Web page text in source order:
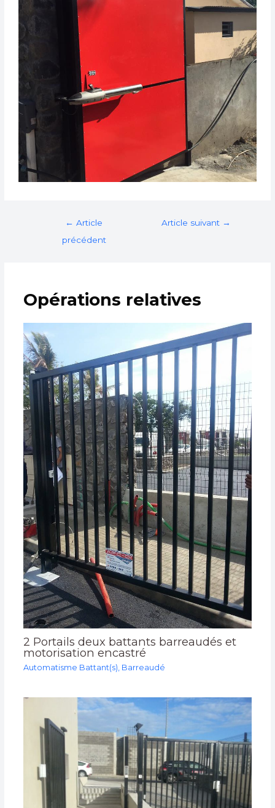
← Article
précédent
Article suivant →
Opérations relatives
2 Portails deux battants barreaudés et
motorisation encastré
Automatisme Battant(s), Barreaudé